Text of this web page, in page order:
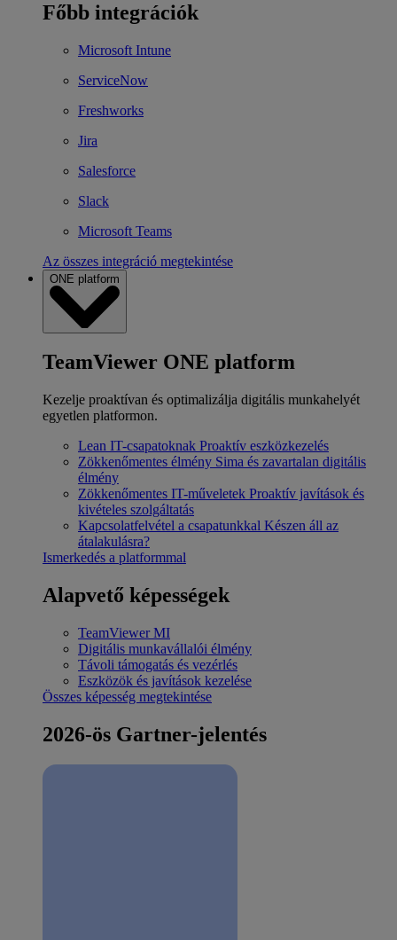
Főbb integrációk
Microsoft Intune
ServiceNow
Freshworks
Jira
Salesforce
Slack
Microsoft Teams
Az összes integráció megtekintése
ONE platform
TeamViewer ONE platform
Kezelje proaktívan és optimalizálja digitális munkahelyét
egyetlen platformon.
Lean IT-csapatoknak Proaktív eszközkezelés
Zökkenőmentes élmény Sima és zavartalan digitális
élmény
Zökkenőmentes IT-műveletek Proaktív javítások és
kivételes szolgáltatás
Kapcsolatfelvétel a csapatunkkal Készen áll az
átalakulásra?
Ismerkedés a platformmal
Alapvető képességek
TeamViewer MI
Digitális munkavállalói élmény
Távoli támogatás és vezérlés
Eszközök és javítások kezelése
Összes képesség megtekintése
2026-ös Gartner-jelentés